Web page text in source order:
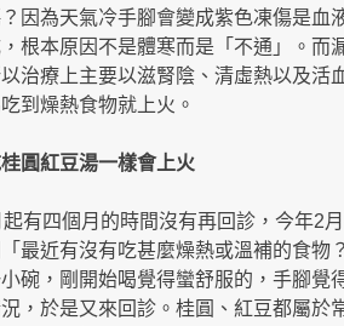
因為天氣冷手腳會變成紫色凍傷是
根本原因不是體寒而是「不通」。
治療上主要以滋腎陰、清虛熱以及
到燥熱食物就上火。
圓紅豆湯一樣會上火
有四個月的時間沒有再回診，今年2
最近有沒有吃甚麼燥熱或溫補的食
碗，剛開始喝覺得蠻舒服的，手腳
，於是又來回診。桂圓、紅豆都屬